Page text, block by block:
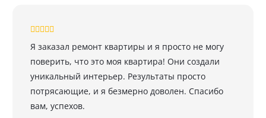
Я заказал ремонт квартиры и я просто не могу
поверить, что это моя квартира! Они создали
уникальный интерьер. Результаты просто
потрясающие, и я безмерно доволен. Спасибо
вам, успехов.